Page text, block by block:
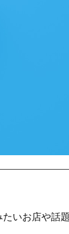
いお店や話